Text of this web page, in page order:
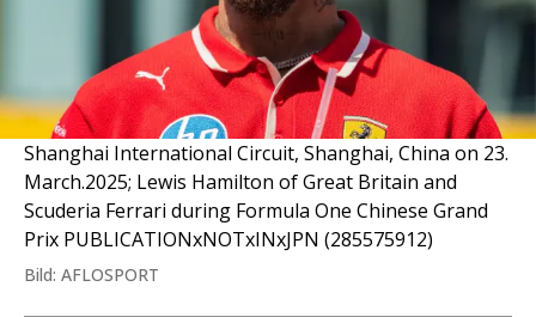
Shanghai International Circuit, Shanghai, China on 23.
March.2025; Lewis Hamilton of Great Britain and
Scuderia Ferrari during Formula One Chinese Grand
Prix PUBLICATIONxNOTxINxJPN (285575912)
Bild: AFLOSPORT